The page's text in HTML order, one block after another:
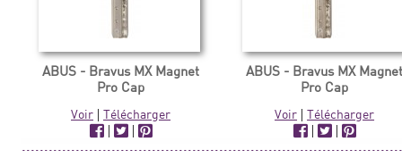
ABUS - Bravus MX Magnet
Pro Cap
Voir |Télécharger
|
|
ABUS - Bravus MX
Pro Cap
Voir |Télécharger
|
|